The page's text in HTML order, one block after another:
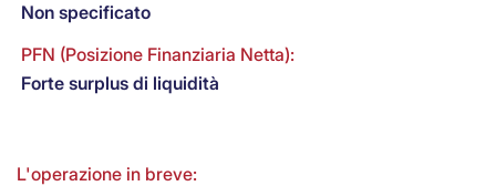
Non specificato
PFN (Posizione Finanziaria Netta):
Forte surplus di liquidità
L'operazione in breve: